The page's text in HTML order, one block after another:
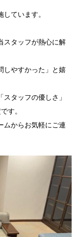
ています。
スタッフが熱心に解
しやすかった」と嬉
タッフの優しさ」
す。
ムからお気軽にご連